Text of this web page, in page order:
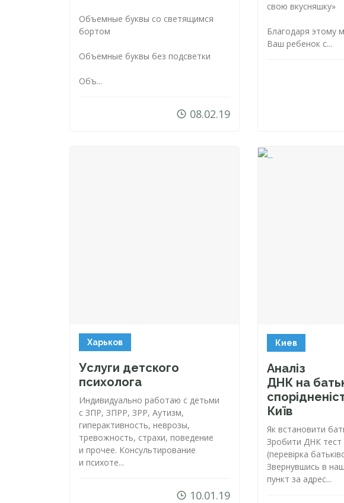
Объемные буквы со светящимся
бортом
Объемные буквы без подсветки
Объ...
08.02.19
свою вкусняшку»
Благодаря этому
Ваш ребенок с...
Харьков
Услуги детского
психолога
Индивидуально работаю с детьми
с ЗПР, ЗПРР, ЗРР, Аутизм,
гиперактивность, неврозы,
тревожность, страхи, поведение
и прочее. Консультирование
и психоте...
10.01.19
Киев
Аналіз
ДНК на
Київ
Як встановити
Зробити ДНК тест
(перевірка
Звернувшись в
пункт за адрес...